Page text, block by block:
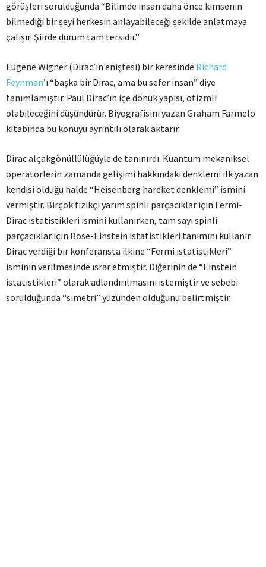
görüşleri sorulduğunda “Bilimde insan daha önce kimsenin
bilmediği bir şeyi herkesin anlayabileceği şekilde anlatmaya
çalışır. Şiirde durum tam tersidir.”
Eugene Wigner (Dirac’ın eniştesi) bir keresinde Richard
Feynman’ı “başka bir Dirac, ama bu sefer insan” diye
tanımlamıştır. Paul Dirac’ın içe dönük yapısı, otizmli
olabileceğini düşündürür. Biyografisini yazan Graham Farmelo
kitabında bu konuyu ayrıntılı olarak aktarır.
Dirac alçakgönüllülüğüyle de tanınırdı. Kuantum mekaniksel
operatörlerin zamanda gelişimi hakkındaki denklemi ilk yazan
kendisi olduğu halde “Heisenberg hareket denklemi” ismini
vermiştir. Birçok fizikçi yarım spinli parçacıklar için Fermi-
Dirac istatistikleri ismini kullanırken, tam sayı spinli
parçacıklar için Bose-Einstein istatistikleri tanımını kullanır.
Dirac verdiği bir konferansta ilkine “Fermi istatistikleri”
isminin verilmesinde ısrar etmiştir. Diğerinin de “Einstein
istatistikleri” olarak adlandırılmasını istemiştir ve sebebi
sorulduğunda “simetri” yüzünden olduğunu belirtmiştir.